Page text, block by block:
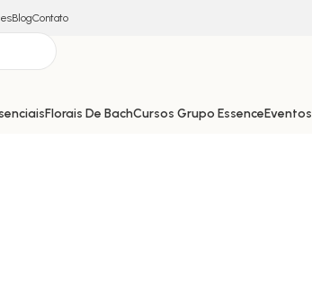
BlogContato
Florais De BachCursos Grupo EssenceEventos